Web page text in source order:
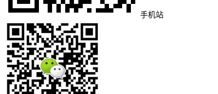
手机站